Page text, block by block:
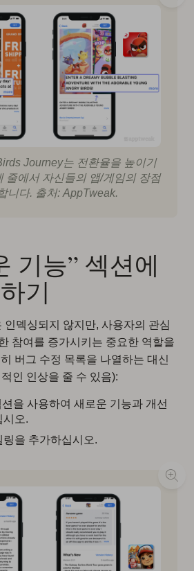
Journey는 전환율을 높이기
줄에서 자신들의 앱/게임의 장점
니다. 출처: AppTweak.
기능” 섹션에
기
인덱싱되지 않지만, 사용자의 관심
참여를 증가시키는 중요한 역할을
버그 수정 목록을 나열하는 대신
인 인상을 줄 수 있음):
션을 사용하여 새로운 기능과 개선
시오.
을 추가하십시오.